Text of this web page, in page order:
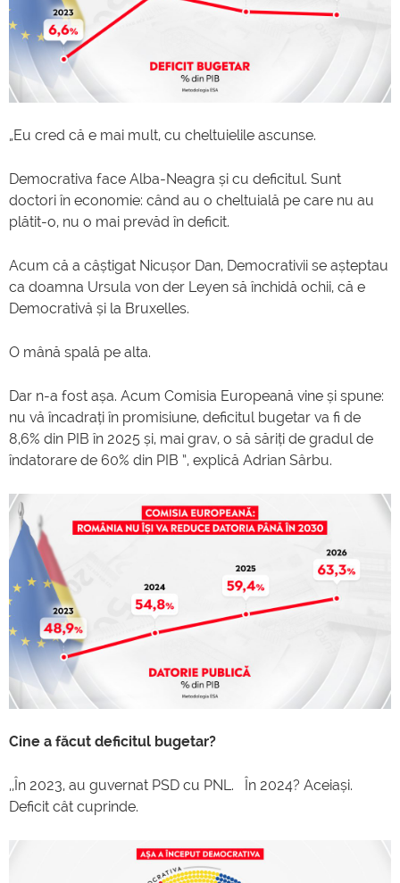
„Eu cred că e mai mult, cu cheltuielile ascunse.
Democrativa face Alba-Neagra și cu deficitul. Sunt
doctori în economie: când au o cheltuială pe care nu au
plătit-o, nu o mai prevăd în deficit.
Acum că a câștigat Nicușor Dan, Democrativii se așteptau
ca doamna Ursula von der Leyen să închidă ochii, că e
Democrativă și la Bruxelles.
O mână spală pe alta.
Dar n-a fost așa. Acum Comisia Europeană vine și spune:
nu vă încadrați în promisiune, deficitul bugetar va fi de
8,6% din PIB în 2025 și, mai grav, o să săriți de gradul de
îndatorare de 60% din PIB ”, explică Adrian Sârbu.
Cine a făcut deficitul bugetar?
,,În 2023, au guvernat PSD cu PNL. În 2024? Aceiași.
Deficit cât cuprinde.